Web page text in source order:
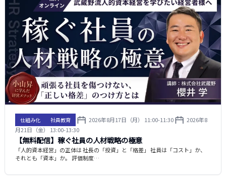
仕組み化 社員教育 2026年8月17日（月） 11:00-11:30
2026年8
月21日（金） 13:00-13:30
【無料配信】稼ぐ社員の人材戦略の極意
「人的資本経営」の正体は 社長の「投資」と「格差」 社員は「コスト」か、
それとも「資本」か。 評価制度…